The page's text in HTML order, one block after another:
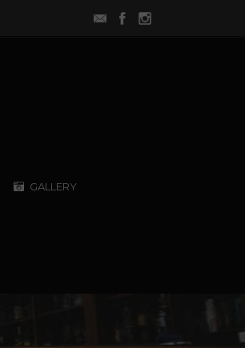
GALLERY